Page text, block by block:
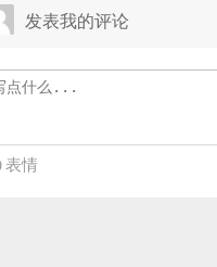
发表我的评论
表情